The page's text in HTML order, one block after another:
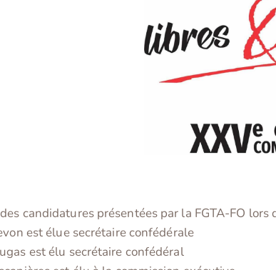
des candidatures présentées par la FGTA-FO
est élue secrétaire confédérale
est élu secrétaire confédéral